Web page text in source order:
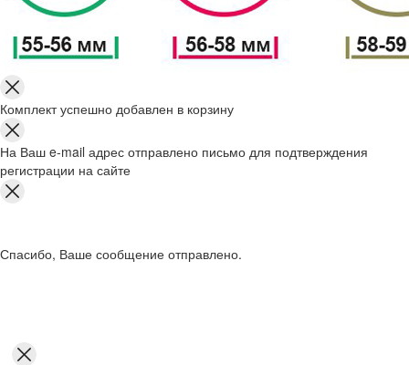
Комплект успешно добавлен в корзину
На Ваш e-mail адрес отправлено письмо для подтверждения
регистрации на сайте
Спасибо, Ваше сообщение отправлено.